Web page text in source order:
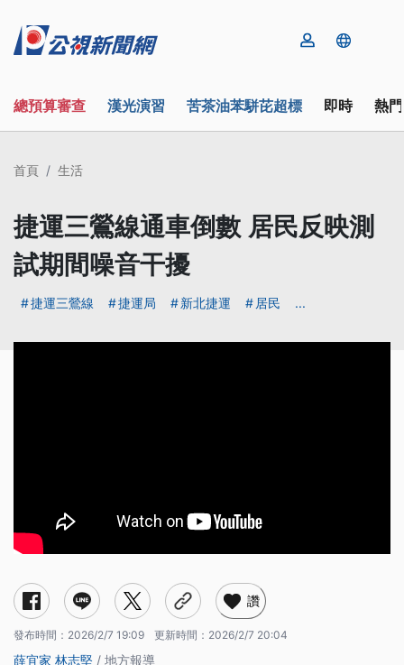
總預算審查 漢光演習 苦茶油苯駢芘超標 即時 熱
首頁 生活
捷運三鶯線通車倒數 居民反映測
試期間噪音干擾
捷運三鶯線 捷運局 新北捷運 居民 ...
讚
發布時間： 2026/2/7 19:09 更新時間： 2026/2/7 20:04
薛宜家 林志堅 / 地方報導